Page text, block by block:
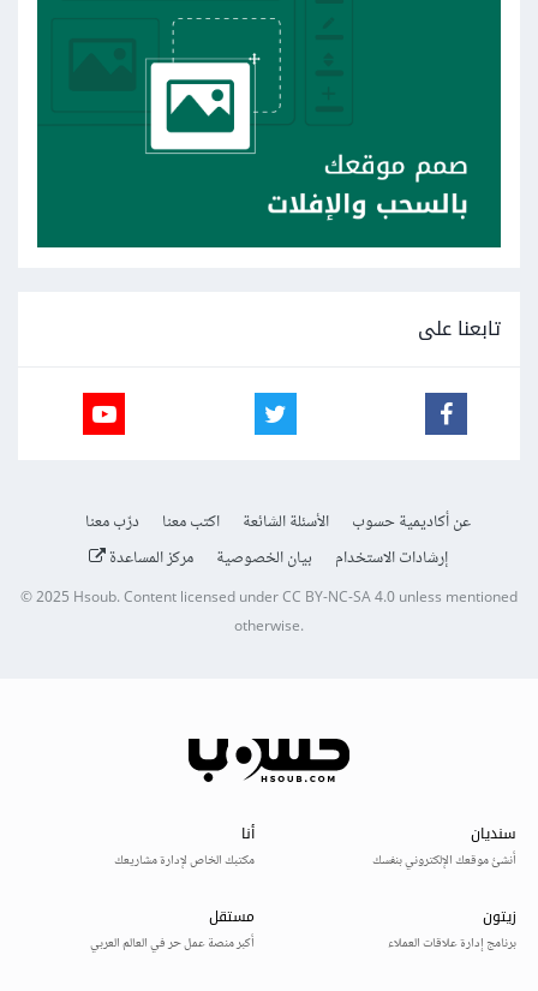
تابعنا على
عن أكاديمية حسوب الأسئلة الشائعة اكتب معنا
درّب معنا
إرشادات الاستخدام
بيان الخصوصية مركز المساعدة
© 2025Hsoub.Content licensed underCC BY-NC-SA 4.0unless mentioned
otherwise.